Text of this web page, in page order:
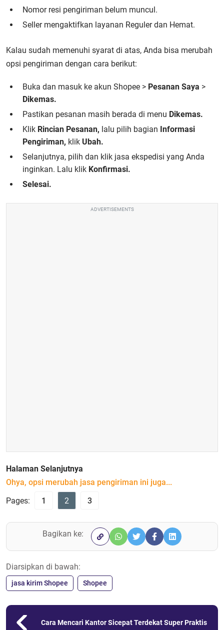
Nomor resi pengiriman belum muncul.
Seller mengaktifkan layanan Reguler dan Hemat.
Kalau sudah memenuhi syarat di atas, Anda bisa merubah
opsi pengiriman dengan cara berikut:
Buka dan masuk ke akun Shopee > Pesanan Saya >
Dikemas.
Pastikan pesanan masih berada di menu Dikemas.
Klik Rincian Pesanan, lalu pilih bagian Informasi
Pengiriman, klik Ubah.
Selanjutnya, pilih dan klik jasa ekspedisi yang Anda
inginkan. Lalu klik Konfirmasi.
Selesai.
ADVERTISEMENTS
Halaman Selanjutnya
Ohya, opsi merubah jasa pengiriman ini juga...
Pages:
1 2 3
Bagikan ke:
Diarsipkan di bawah:
jasa kirim Shopee Shopee
Cara Mencari Kantor Sicepat Terdekat Super Praktis